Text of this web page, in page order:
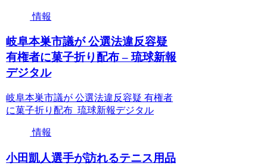
情報
岐阜本巣市議が 公選法違反容疑
有権者に菓子折り配布 – 琉球新報
デジタル
岐阜本巣市議が 公選法違反容疑 有権者
に菓子折り配布 琉球新報デジタル
情報
小田凱人選手が訪れるテニス用品